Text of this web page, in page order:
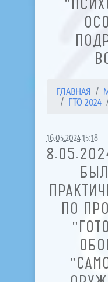
ГЛАВНАЯ
ГТО 2024
16.05.2024 15:18
ПО